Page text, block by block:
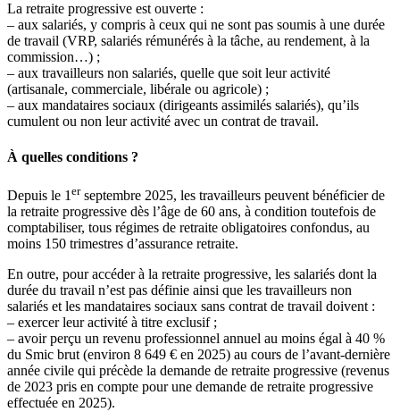
La retraite progressive est ouverte :
– aux salariés, y compris à ceux qui ne sont pas soumis à une durée
de travail (VRP, salariés rémunérés à la tâche, au rendement, à la
commission…) ;
– aux travailleurs non salariés, quelle que soit leur activité
(artisanale, commerciale, libérale ou agricole) ;
– aux mandataires sociaux (dirigeants assimilés salariés), qu’ils
cumulent ou non leur activité avec un contrat de travail.
À quelles conditions ?
Depuis le 1 erseptembre 2025, les travailleurs peuvent bénéficier de
la retraite progressive dès l’âge de 60 ans, à condition toutefois de
comptabiliser, tous régimes de retraite obligatoires confondus, au
moins 150 trimestres d’assurance retraite.
En outre, pour accéder à la retraite progressive, les salariés dont la
durée du travail n’est pas définie ainsi que les travailleurs non
salariés et les mandataires sociaux sans contrat de travail doivent :
– exercer leur activité à titre exclusif ;
– avoir perçu un revenu professionnel annuel au moins égal à 40 %
du Smic brut (environ 8 649 € en 2025) au cours de l’avant-dernière
année civile qui précède la demande de retraite progressive (revenus
de 2023 pris en compte pour une demande de retraite progressive
effectuée en 2025).